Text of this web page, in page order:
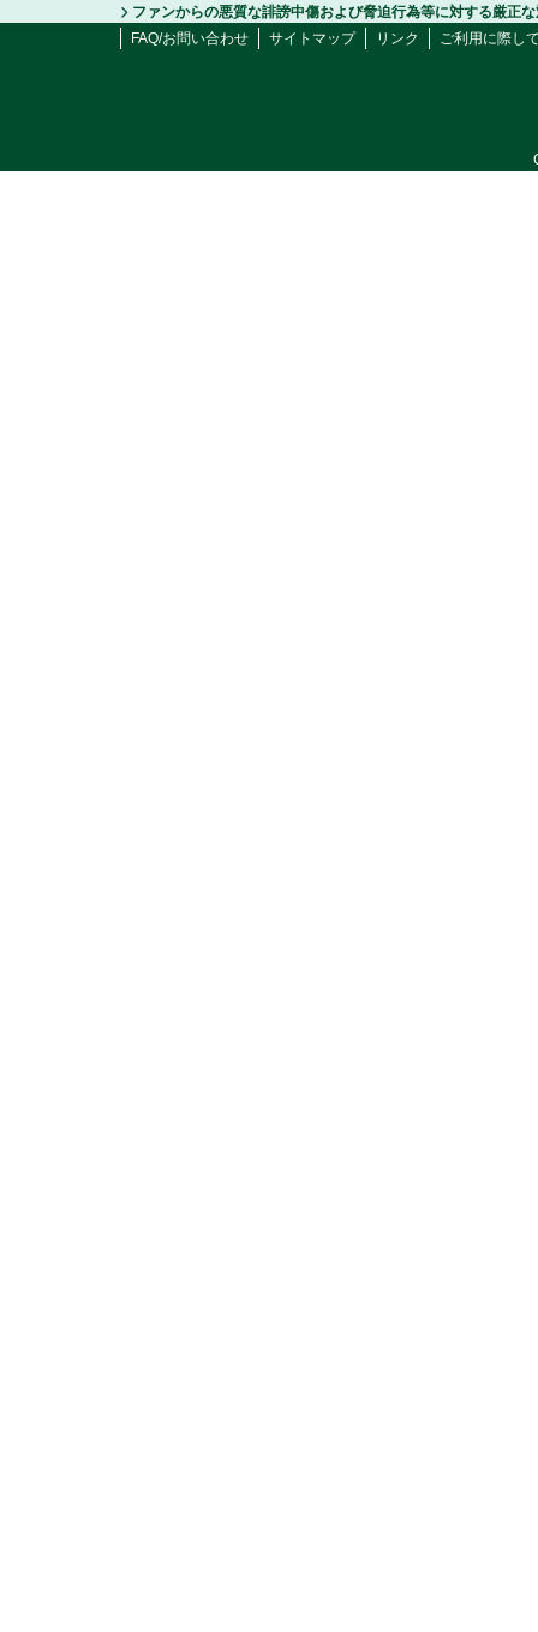
ファンからの悪質な誹謗中傷および脅迫行為等に対する厳正
FAQ/お問い合わせ
サイトマップ リンク ご利用に際し